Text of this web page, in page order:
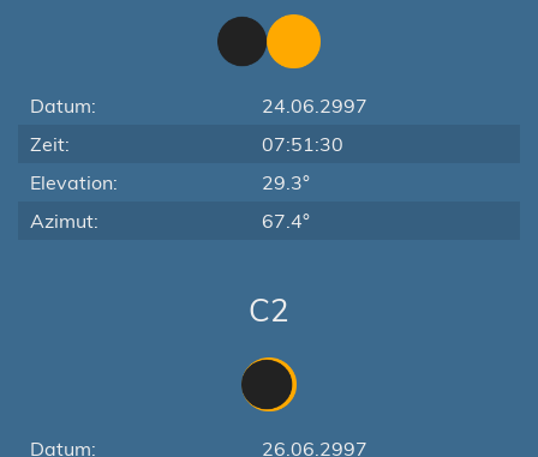
Datum:
24.06.2997
Zeit:
07:51:30
Elevation:
29.3°
Azimut:
67.4°
C2
Datum: 26.06.2997